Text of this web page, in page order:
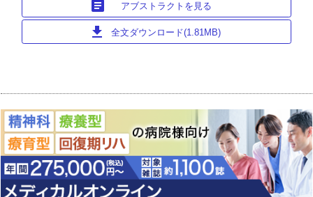
article アブストラクトを見る
download 全文ダウンロード(1.81MB)